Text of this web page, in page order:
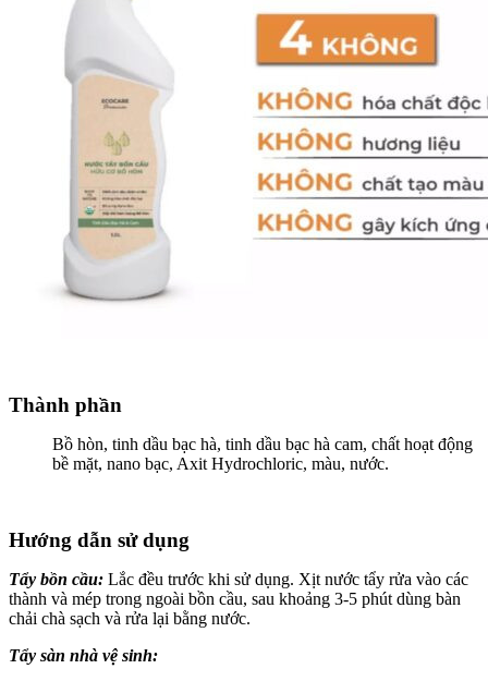
Thành phần
Bồ hòn, tinh dầu bạc hà, tinh dầu bạc hà cam, chất hoạt động
bề mặt, nano bạc, Axit Hydrochloric, màu, nước.
Hướng dẫn sử dụng
Tẩy bồn cầu: Lắc đều trước khi sử dụng. Xịt nước tẩy rửa vào các
thành và mép trong ngoài bồn cầu, sau khoảng 3-5 phút dùng bàn
chải chà sạch và rửa lại bằng nước.
Tẩy sàn nhà vệ sinh: